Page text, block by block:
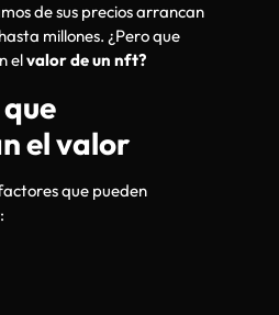
de sus precios arrancan
millones. ¿Pero que
elvalor de un nft?
el valor
que pueden